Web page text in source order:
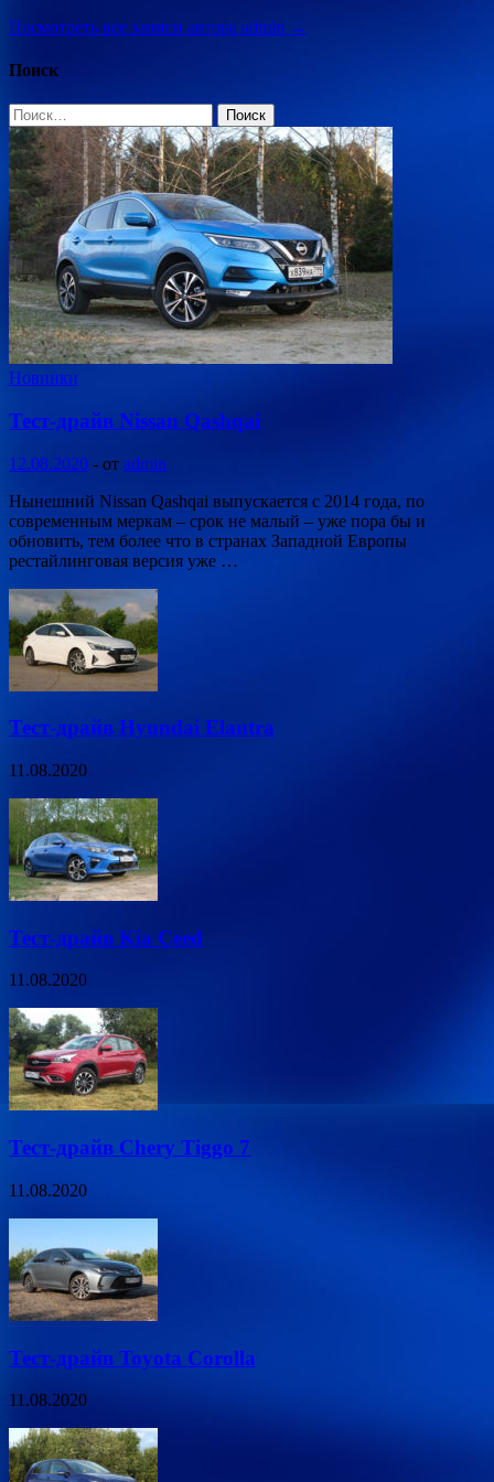
Посмотреть все записи автора admin →
Поиск
Найти:
Новинки
Тест-драйв Nissan Qashqai
12.08.2020 - от admin
Нынешний Nissan Qashqai выпускается с 2014 года, по
современным меркам – срок не малый – уже пора бы и
обновить, тем более что в странах Западной Европы
рестайлинговая версия уже …
Тест-драйв Hyundai Elantra
11.08.2020
Тест-драйв Kia Ceed
11.08.2020
Тест-драйв Chery Tiggo 7
11.08.2020
Тест-драйв Toyota Corolla
11.08.2020